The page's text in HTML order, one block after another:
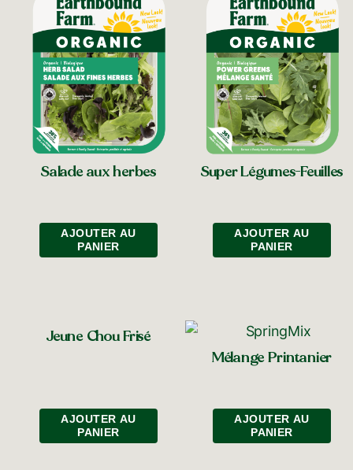
Salade aux herbes
AJOUTER AU
PANIER
Super Légumes-Feuilles
AJOUTER AU
PANIER
Jeune Chou Frisé
AJOUTER AU
PANIER
Mélange Printanier
AJOUTER AU
PANIER